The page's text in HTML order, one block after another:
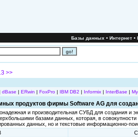
Базы данных•Интернет•
>>
dBase | ERwin | FoxPro | IBM DB2 | Informix | InterBase |
продуктов фирмы Software AG для
и производительная СУБД для создания
базами данных, которая, в
данных, но и текстовые информационно-